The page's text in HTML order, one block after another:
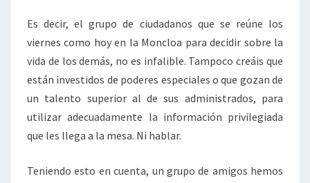
Es decir, el grupo de ciudadanos que se reúne los
viernes como hoy en la Moncloa para decidir sobre la
vida de los demás, no es infalible. Tampoco creáis que
están investidos de poderes especiales o que gozan de
un talento superior al de sus administrados, para
utilizar adecuadamente la información privilegiada
que les llega a la mesa. Ni hablar.
Teniendo esto en cuenta, un grupo de amigos hemos